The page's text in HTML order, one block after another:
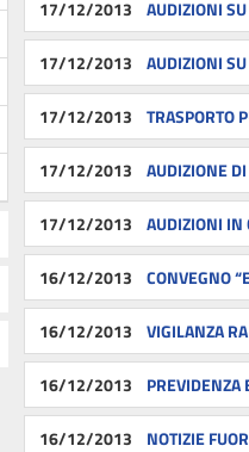
17/12/2013 AUDIZIONI
17/12/2013 AUDIZIONI
17/12/2013 TRASPORTO
17/12/2013 AUDIZIONE
17/12/2013 AUDIZIONI IN
16/12/2013 CONVEGNO
16/12/2013 VIGILANZA
16/12/2013 PREVIDENZA
16/12/2013 NOTIZIE